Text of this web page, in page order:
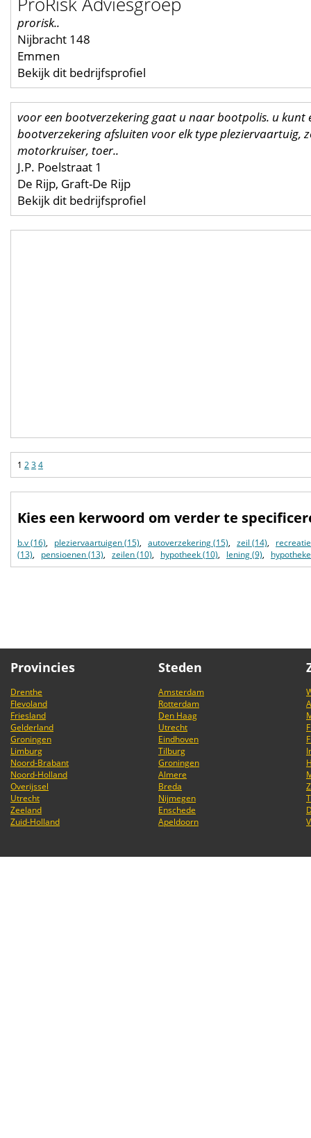
prorisk..
Nijbracht 148
Emmen
Bekijk dit bedrijfsprofiel
voor een bootverzekering gaat u naar bootpolis. u kunt
bootverzekering afsluiten voor elk type pleziervaartuig,
motorkruiser, toer..
J.P. Poelstraat 1
De Rijp, Graft-De Rijp
Bekijk dit bedrijfsprofiel
1 234
Kies een kerwoord om verder te
b.v (16), pleziervaartuigen (15), autoverzekering (15), zeil (14),
(13), pensioenen (13), zeilen (10), hypotheek (10), lening (9),
Provincies
Drenthe
Flevoland
Friesland
Gelderland
Groningen
Limburg
Noord-Brabant
Noord-Holland
Overijssel
Utrecht
Zeeland
Zuid-Holland
Steden
Amsterdam
Rotterdam
Den Haag
Utrecht
Eindhoven
Tilburg
Groningen
Almere
Breda
Nijmegen
Enschede
Apeldoorn